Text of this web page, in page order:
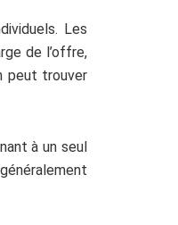
Les
de l’offre,
peut trouver
à un seul